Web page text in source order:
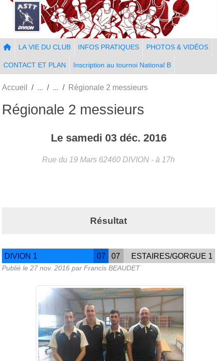
LA VIE DU CLUB INFOS PRATIQUES PHOTOS & VIDÉOS
CONTACT ET PLAN Inscription au tournoi National B
Accueil Régionale 2 messieurs
Régionale 2 messieurs
Le samedi 03 déc. 2016
Rue du 19 Mars 62460 DIVION - à 17h
Résultat
DIVION 1 07 07 ESTAIRES/GORGUE 1
Publié le 27 nov. 2016 par Francis BEAUDET
Panneau de gestion des cookies